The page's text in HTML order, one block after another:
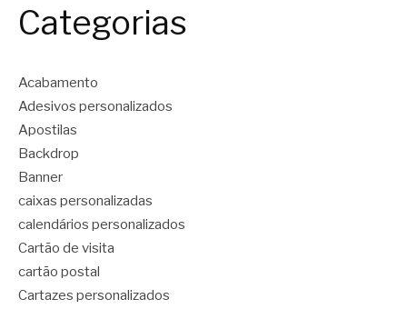
Categorias
Acabamento
Adesivos personalizados
Apostilas
Backdrop
Banner
caixas personalizadas
calendários personalizados
Cartão de visita
cartão postal
Cartazes personalizados